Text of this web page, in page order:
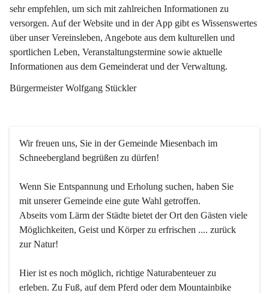
sehr empfehlen, um sich mit zahlreichen Informationen zu
versorgen. Auf der Website und in der App gibt es Wissenswertes
über unser Vereinsleben, Angebote aus dem kulturellen und
sportlichen Leben, Veranstaltungstermine sowie aktuelle
Informationen aus dem Gemeinderat und der Verwaltung.
Bürgermeister Wolfgang Stückler
Wir freuen uns, Sie in der Gemeinde Miesenbach im
Schneebergland begrüßen zu dürfen!
Wenn Sie Entspannung und Erholung suchen, haben Sie
mit unserer Gemeinde eine gute Wahl getroffen.
Abseits vom Lärm der Städte bietet der Ort den Gästen viele
Möglichkeiten, Geist und Körper zu erfrischen .... zurück
zur Natur!
Hier ist es noch möglich, richtige Naturabenteuer zu
erleben. Zu Fuß, auf dem Pferd oder dem Mountainbike